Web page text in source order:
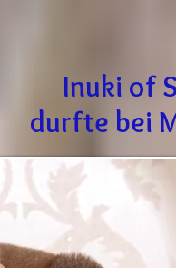
Inuki of
durfte bei